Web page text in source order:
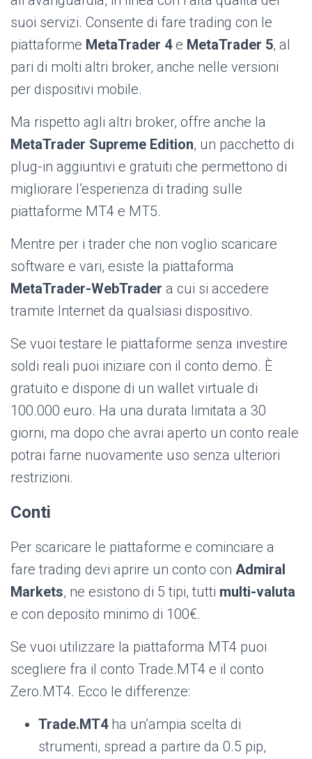
suoi servizi. Consente di fare trading con le
piattaforme MetaTrader 4e MetaTrader 5, al
pari di molti altri broker, anche nelle versioni
per dispositivi mobile.
Ma rispetto agli altri broker, offre anche la
MetaTrader Supreme Edition, un pacchetto di
plug-in aggiuntivi e gratuiti che permettono di
migliorare l’esperienza di trading sulle
piattaforme MT4 e MT5.
Mentre per i trader che non voglio scaricare
software e vari, esiste la piattaforma
MetaTrader-WebTrader a cui si accedere
tramite Internet da qualsiasi dispositivo.
Se vuoi testare le piattaforme senza investire
soldi reali puoi iniziare con il conto demo. È
gratuito e dispone di un wallet virtuale di
100.000 euro. Ha una durata limitata a 30
giorni, ma dopo che avrai aperto un conto reale
potrai farne nuovamente uso senza ulteriori
restrizioni.
Conti
Per scaricare le piattaforme e cominciare a
fare trading devi aprire un conto con Admiral
Markets, ne esistono di 5 tipi, tutti multi-valuta
e con deposito minimo di 100€.
Se vuoi utilizzare la piattaforma MT4 puoi
scegliere fra il conto Trade.MT4 e il conto
Zero.MT4. Ecco le differenze:
Trade.MT4ha un’ampia scelta di
strumenti, spread a partire da 0.5 pip,